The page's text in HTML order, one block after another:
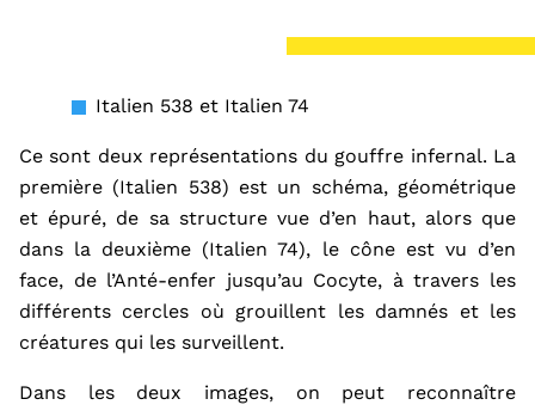
Italien 538 et Italien 74
Ce sont deux représentations du gouffre infernal. La
première (Italien 538) est un schéma, géométrique
et épuré, de sa structure vue d’en haut, alors que
dans la deuxième (Italien 74), le cône est vu d’en
face, de l’Anté-enfer jusqu’au Cocyte, à travers les
différents cercles où grouillent les damnés et les
créatures qui les surveillent.
Dans les deux images, on peut reconnaître